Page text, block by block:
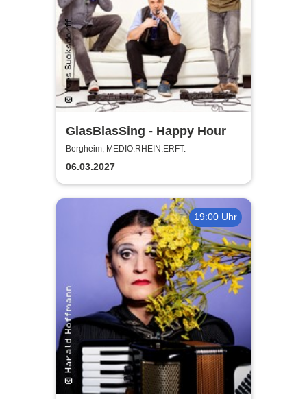
GlasBlasSing - Happy Hour
Bergheim, MEDIO.RHEIN.ERFT.
06.03.2027
19:00 Uhr